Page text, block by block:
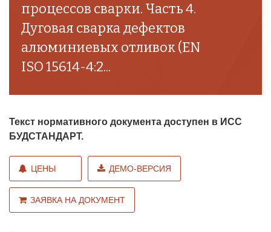
процессов сварки. Часть 4.
Дуговая сварка дефектов
алюминиевых отливок (EN
ISO 15614-4:2...
Текст нормативного документа доступен в ИСС
БУДСТАНДАРТ.
ЦЕНЫ ДЕМО-ВЕРСИЯ
ЗАЯВКА НА ДОКУМЕНТ